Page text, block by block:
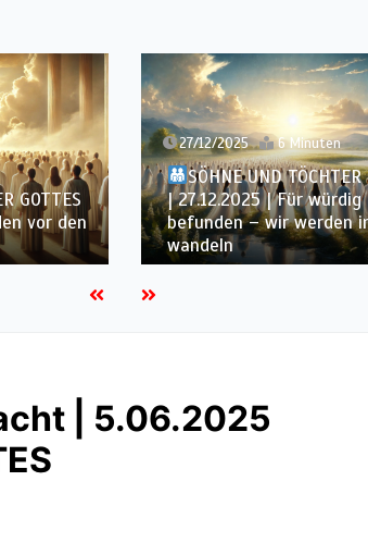
GOTTES
vor den
27/12/2025 6 Minuten
SÖHNE UND TÖCHTER
| 27.12.2025 | Für würdig
befunden – wir werden
wandeln
| 5.06.2025